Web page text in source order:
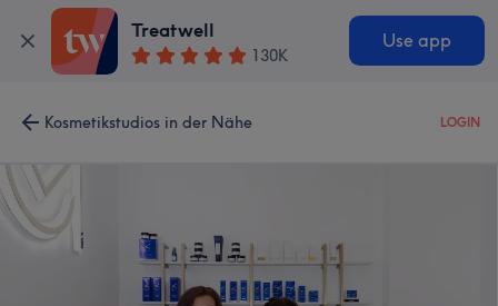
Treatwell
130K
Use app
Kosmetikstudios in der Nähe LOGIN